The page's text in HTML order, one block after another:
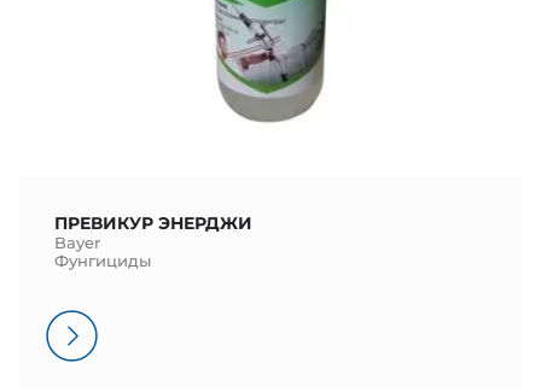
ПРЕВИКУР ЭНЕРДЖИ
Bayer
Фунгициды